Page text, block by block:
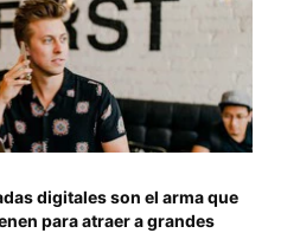
digitales son el arma que
para atraer a grandes